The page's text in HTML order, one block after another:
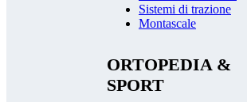
Sistemi di trazione
Montascale
ORTOPEDIA &
SPORT